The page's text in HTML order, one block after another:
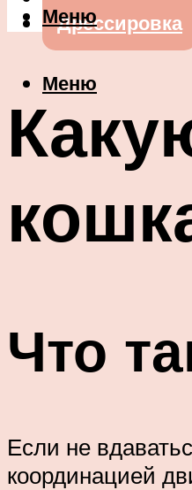
Дрессировка
Меню
Меню
Что
Если не
координацией